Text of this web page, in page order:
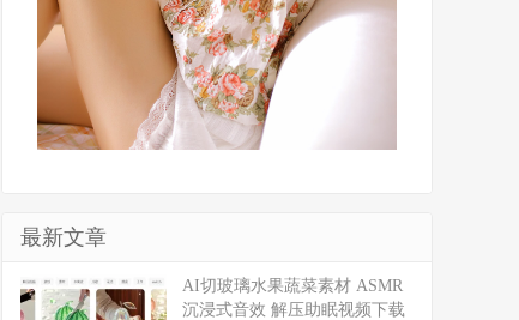
最新文章
​​AI切玻璃水果蔬菜素材 ASMR
沉浸式音效 解压助眠视频下载